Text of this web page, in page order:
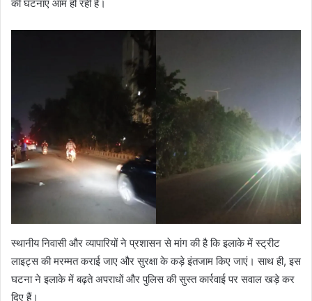
की घटनाएं आम हो रही हैं।
स्थानीय निवासी और व्यापारियों ने प्रशासन से मांग की है कि इलाके में स्ट्रीट
लाइट्स की मरम्मत कराई जाए और सुरक्षा के कड़े इंतजाम किए जाएं। साथ ही, इस
घटना ने इलाके में बढ़ते अपराधों और पुलिस की सुस्त कार्रवाई पर सवाल खड़े कर
दिए हैं।